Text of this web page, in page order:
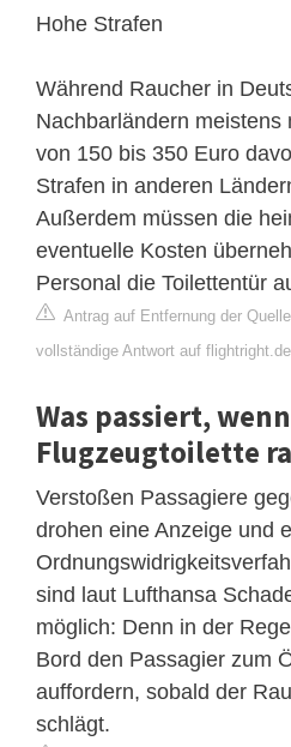
Hohe Strafen
Während Raucher in
Nachbarländern meistens
von 150 bis 350 Euro
Strafen in anderen
Außerdem müssen die
eventuelle Kosten
Personal die Toilettentür
Antrag auf Entfernung der Quelle
vollständige Antwort auf
Was passiert,
Flugzeugtoilette
Verstoßen Passagiere
drohen eine Anzeige und
sind laut Lufthansa
möglich: Denn in der
Bord den Passagier zum
auffordern, sobald der
schlägt.